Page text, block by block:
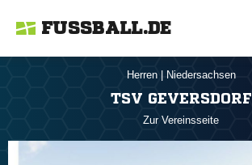
FUSSBALL.DE
Herren Niedersachsen
TSV GEVERSDORF
Zur Vereinsseite